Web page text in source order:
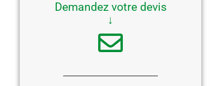
Demandez votre devis
↓